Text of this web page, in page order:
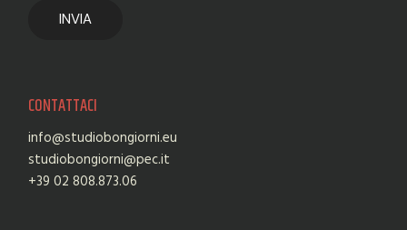
CONTATTACI
info@studiobongiorni.eu
studiobongiorni@pec.it
+39 02 808.873.06